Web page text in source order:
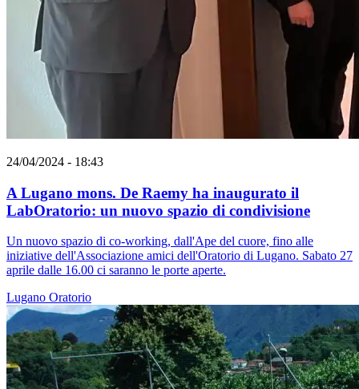
24/04/2024 - 18:43
A Lugano mons. De Raemy ha inaugurato il
LabOratorio: un nuovo spazio di condivisione
Un nuovo spazio di co-working, dall'Ape del cuore, fino alle
iniziative dell'Associazione amici dell'Oratorio di Lugano. Sabato 27
aprile dalle 16.00 ci saranno le porte aperte.
Lugano Oratorio